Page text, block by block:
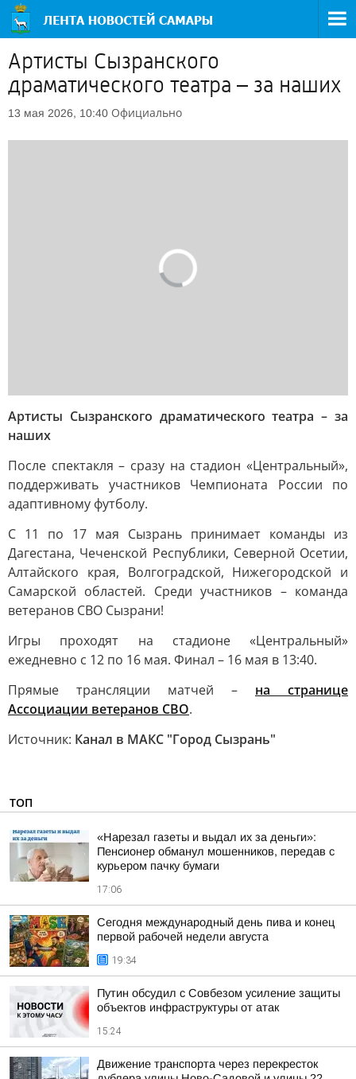
Артисты Сызранского
драматического театра – за наших
13 мая 2026, 10:40 Официально
Артисты Сызранского драматического театра – за
наших
После спектакля – сразу на стадион «Центральный»,
поддерживать участников Чемпионата России по
адаптивному футболу.
С 11 по 17 мая Сызрань принимает команды из
Дагестана, Чеченской Республики, Северной Осетии,
Алтайского края, Волгоградской, Нижегородской и
Самарской областей. Среди участников – команда
ветеранов СВО Сызрани!
Игры проходят на стадионе «Центральный»
ежедневно с 12 по 16 мая. Финал – 16 мая в 13:40.
Прямые трансляции матчей – на странице
Ассоциации ветеранов СВО.
Источник: Канал в МАКС "Город Сызрань"
ТОП
«Нарезал газеты и выдал их за деньги»:
Пенсионер обманул мошенников, передав с
курьером пачку бумаги
17:06
Сегодня международный день пива и конец
первой рабочей недели августа
19:34
Путин обсудил с Совбезом усиление защиты
объектов инфраструктуры от атак
15:24
Движение транспорта через перекресток